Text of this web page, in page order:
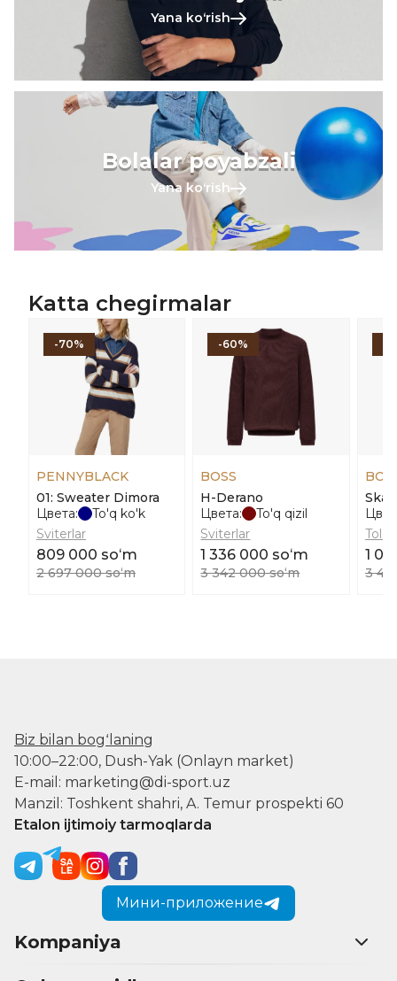
Yana koʻrish
Bolalar poyabzali
Yana koʻrish
Katta chegirmalar
-70%
PENNYBLACK
01: Sweater Dimora
Цвета:
To'q ko'k
Sviterlar
809 000 soʻm
2 697 000 soʻm
-60%
BOSS
H-Derano
Цвета:
To'q qizil
Sviterlar
1 336 000 soʻm
3 342 000 soʻm
1
3
Biz bilan bogʻlaning
10:00–22:00, Dush-Yak (Onlayn market)
E-mail: marketing@di-sport.uz
Manzil: Toshkent shahri, A. Temur prospekti 60
Etalon ijtimoiy tarmoqlarda
Мини-приложение
Kompaniya